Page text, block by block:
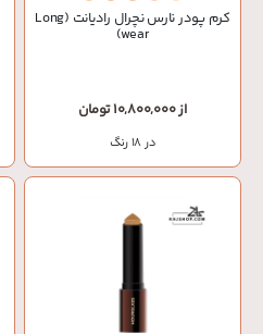
کرم پودر نارس نچرال رادیانت (Long
wear)
از 10,800,000 تومان
در 18 رنگ